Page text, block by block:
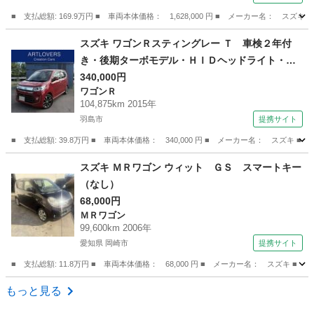
■ 支払総額: 169.9万円 ■ 車両本体価格： 1,628,000 円 ■ メーカー名： スズ
スズキ ワゴンＲスティングレー Ｔ 車検２年付
き・後期ターボモデル・ＨＩＤヘッドライト・純
正ＡＷ・社外ナビ・地デジ・バックカメラ・スマ
ートキー・シートヒーター・本革巻きステアリン
グ新品・禁煙車・レーダーブレーキサポート・Ｅ
340,000円
ワゴンＲ
104,875km 2015年
羽島市 提携サイト
■ 支払総額: 39.8万円 ■ 車両本体価格： 340,000 円 ■ メーカー名： スズキ ■ 車
ワゴンＲ
スズキ ＭＲワゴン ウィット ＧＳ スマートキー
（なし）
68,000円
ＭＲワゴン
99,600km 2006年
愛知県 岡崎市 提携サイト
■ 支払総額: 11.8万円 ■ 車両本体価格： 68,000 円 ■ メーカー名： スズキ
愛知 岡崎市
もっと見る